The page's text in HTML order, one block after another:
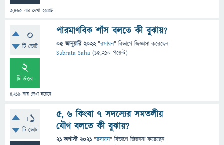
3,465 বার দেখা হয়েছে
0
টি ভোট
2
টি উত্তর
4,219 বার দেখা হয়েছে
পারমাণবিক শাঁস বলতে কী বুঝায়?
05 জানুয়ারি 2022 "রসায়ন" বিভাগে জিজ্ঞাসাকরেছেন
Subrata Saha (15,210 পয়েন্ট)
+1
টি ভোট
5, 6 কিংবা 7 সদস্যের সমতলীয়
যৌগ বলতে কী বুঝায়?
21 অগাস্ট 2021 "রসায়ন" বিভাগে জিজ্ঞাসাকরেছেন